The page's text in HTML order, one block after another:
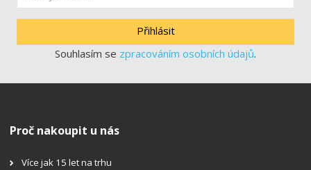
Přihlásit
Souhlasím se zpracováním osobních údajů.
Proč nakoupit u nás
Více jak 15 let na trhu